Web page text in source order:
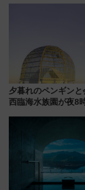
夕暮れのペンギン
西臨海水族園が夜8